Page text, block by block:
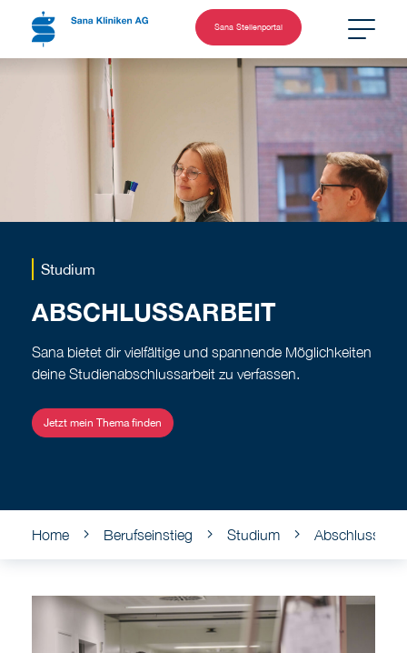
Sana Stellenportal
Studium
ABSCHLUSSARBEIT
Sana bietet dir vielfältige und spannende Möglichkeiten
deine Studienabschlussarbeit zu verfassen.
Jetzt mein Thema finden
Home Berufseinstieg Studium